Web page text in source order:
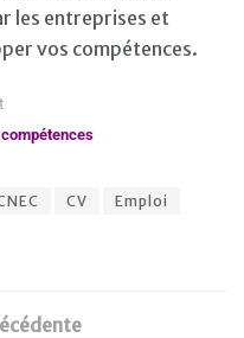
les entreprises et
vos compétences.
CV
Emploi